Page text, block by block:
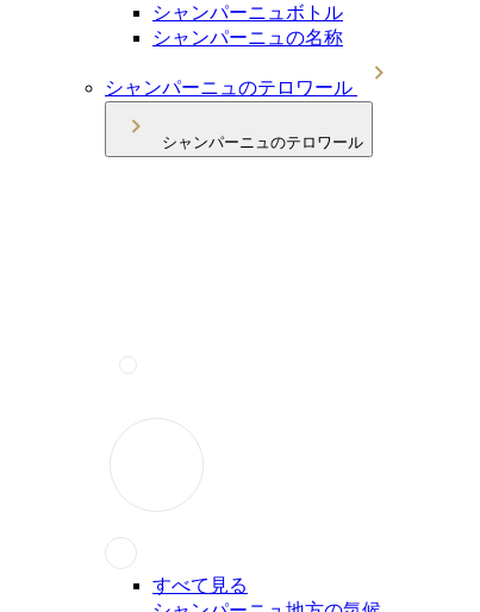
シャンパーニュボトル
シャンパーニュの名称
シャンパーニュのテロワール
シャンパーニュのテロワール
すべて見る